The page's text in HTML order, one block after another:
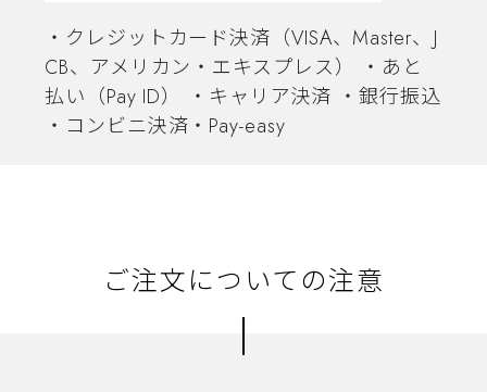
・クレジットカード決済（VISA、Master、J
CB、アメリカン・エキスプレス） ・あと
払い（Pay ID） ・キャリア決済 ・銀行振込
・コンビニ決済・Pay-easy
ご注文についての注意